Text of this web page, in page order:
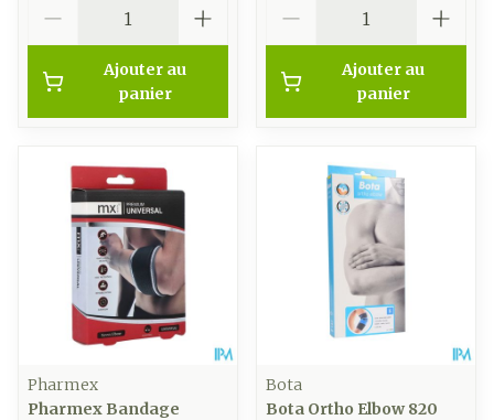
Ajouter au
panier
Ajouter au
panier
Pharmex
Pharmex Bandage
Bota
Bota Ortho Elbow 820